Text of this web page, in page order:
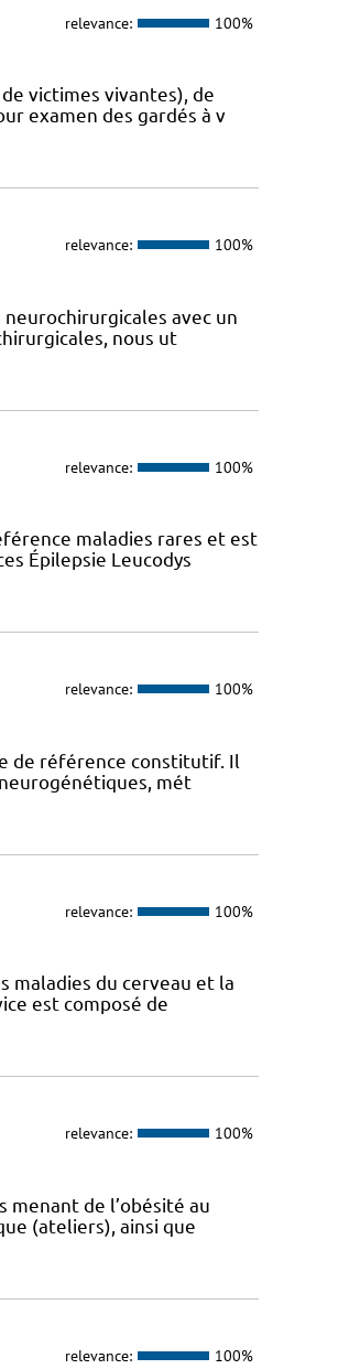
relevance: 100%
victimes vivantes), de
examen des gardés à v
relevance: 100%
avec un
nous ut
relevance: 100%
maladies rares et est
Épilepsie Leucodys
relevance: 100%
de référence constitutif. Il
mét
relevance: 100%
maladies du cerveau et la
est composé de
relevance: 100%
menant de l’obésité au
(ateliers), ainsi que
relevance: 100%